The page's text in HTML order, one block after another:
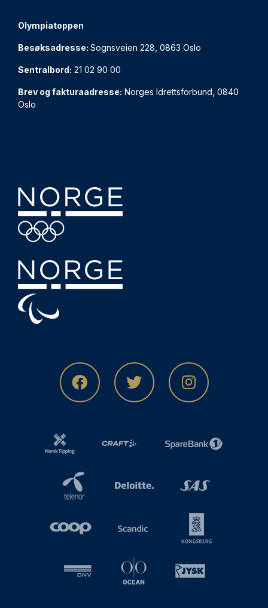
Olympiatoppen
Besøksadresse: Sognsveien 228, 0863 Oslo
Sentralbord: 21 02 90 00
Brev og fakturaadresse: Norges Idrettsforbund, 0840
Oslo